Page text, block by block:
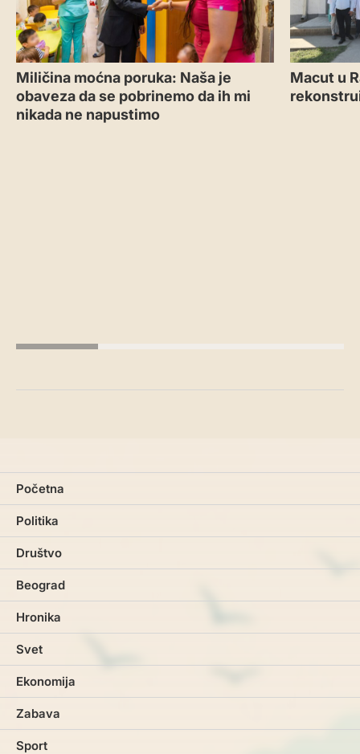
Miličina moćna poruka: Naša je
obaveza da se pobrinemo da ih mi
nikada ne napustimo
Macut u
Početna
Politika
Društvo
Beograd
Hronika
Svet
Ekonomija
Zabava
Sport